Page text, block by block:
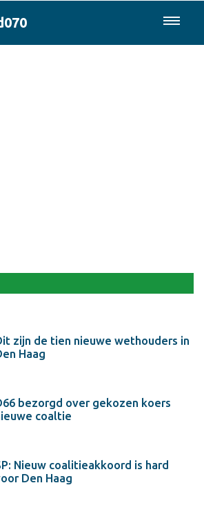
zijn de tien nieuwe wethouders in
Haag
bezorgd over gekozen koers
coaltie
Nieuw coalitieakkoord is hard
Den Haag